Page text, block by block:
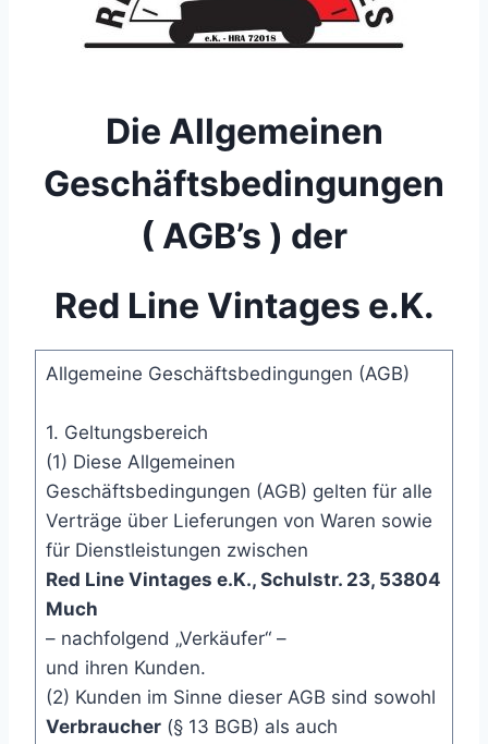
Die Allgemeinen
Geschäftsbedingungen
( AGB’s ) der
Red Line Vintages e.K.
Allgemeine Geschäftsbedingungen (AGB)
1. Geltungsbereich
(1) Diese Allgemeinen
Geschäftsbedingungen (AGB) gelten für alle
Verträge über Lieferungen von Waren sowie
für Dienstleistungen zwischen
Red Line Vintages e.K., Schulstr. 23, 53804
Much
– nachfolgend „Verkäufer“ –
und ihren Kunden.
(2) Kunden im Sinne dieser AGB sind sowohl
Verbraucher(§ 13 BGB) als auch